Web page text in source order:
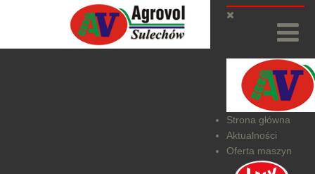
Strona główna
Aktualności
Oferta maszyn